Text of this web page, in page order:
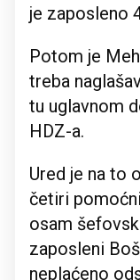
je zaposleno
Potom je
treba
tu uglavnom
HDZ-a.
Ured je na to
četiri
osam
zaposleni
neplaćeno